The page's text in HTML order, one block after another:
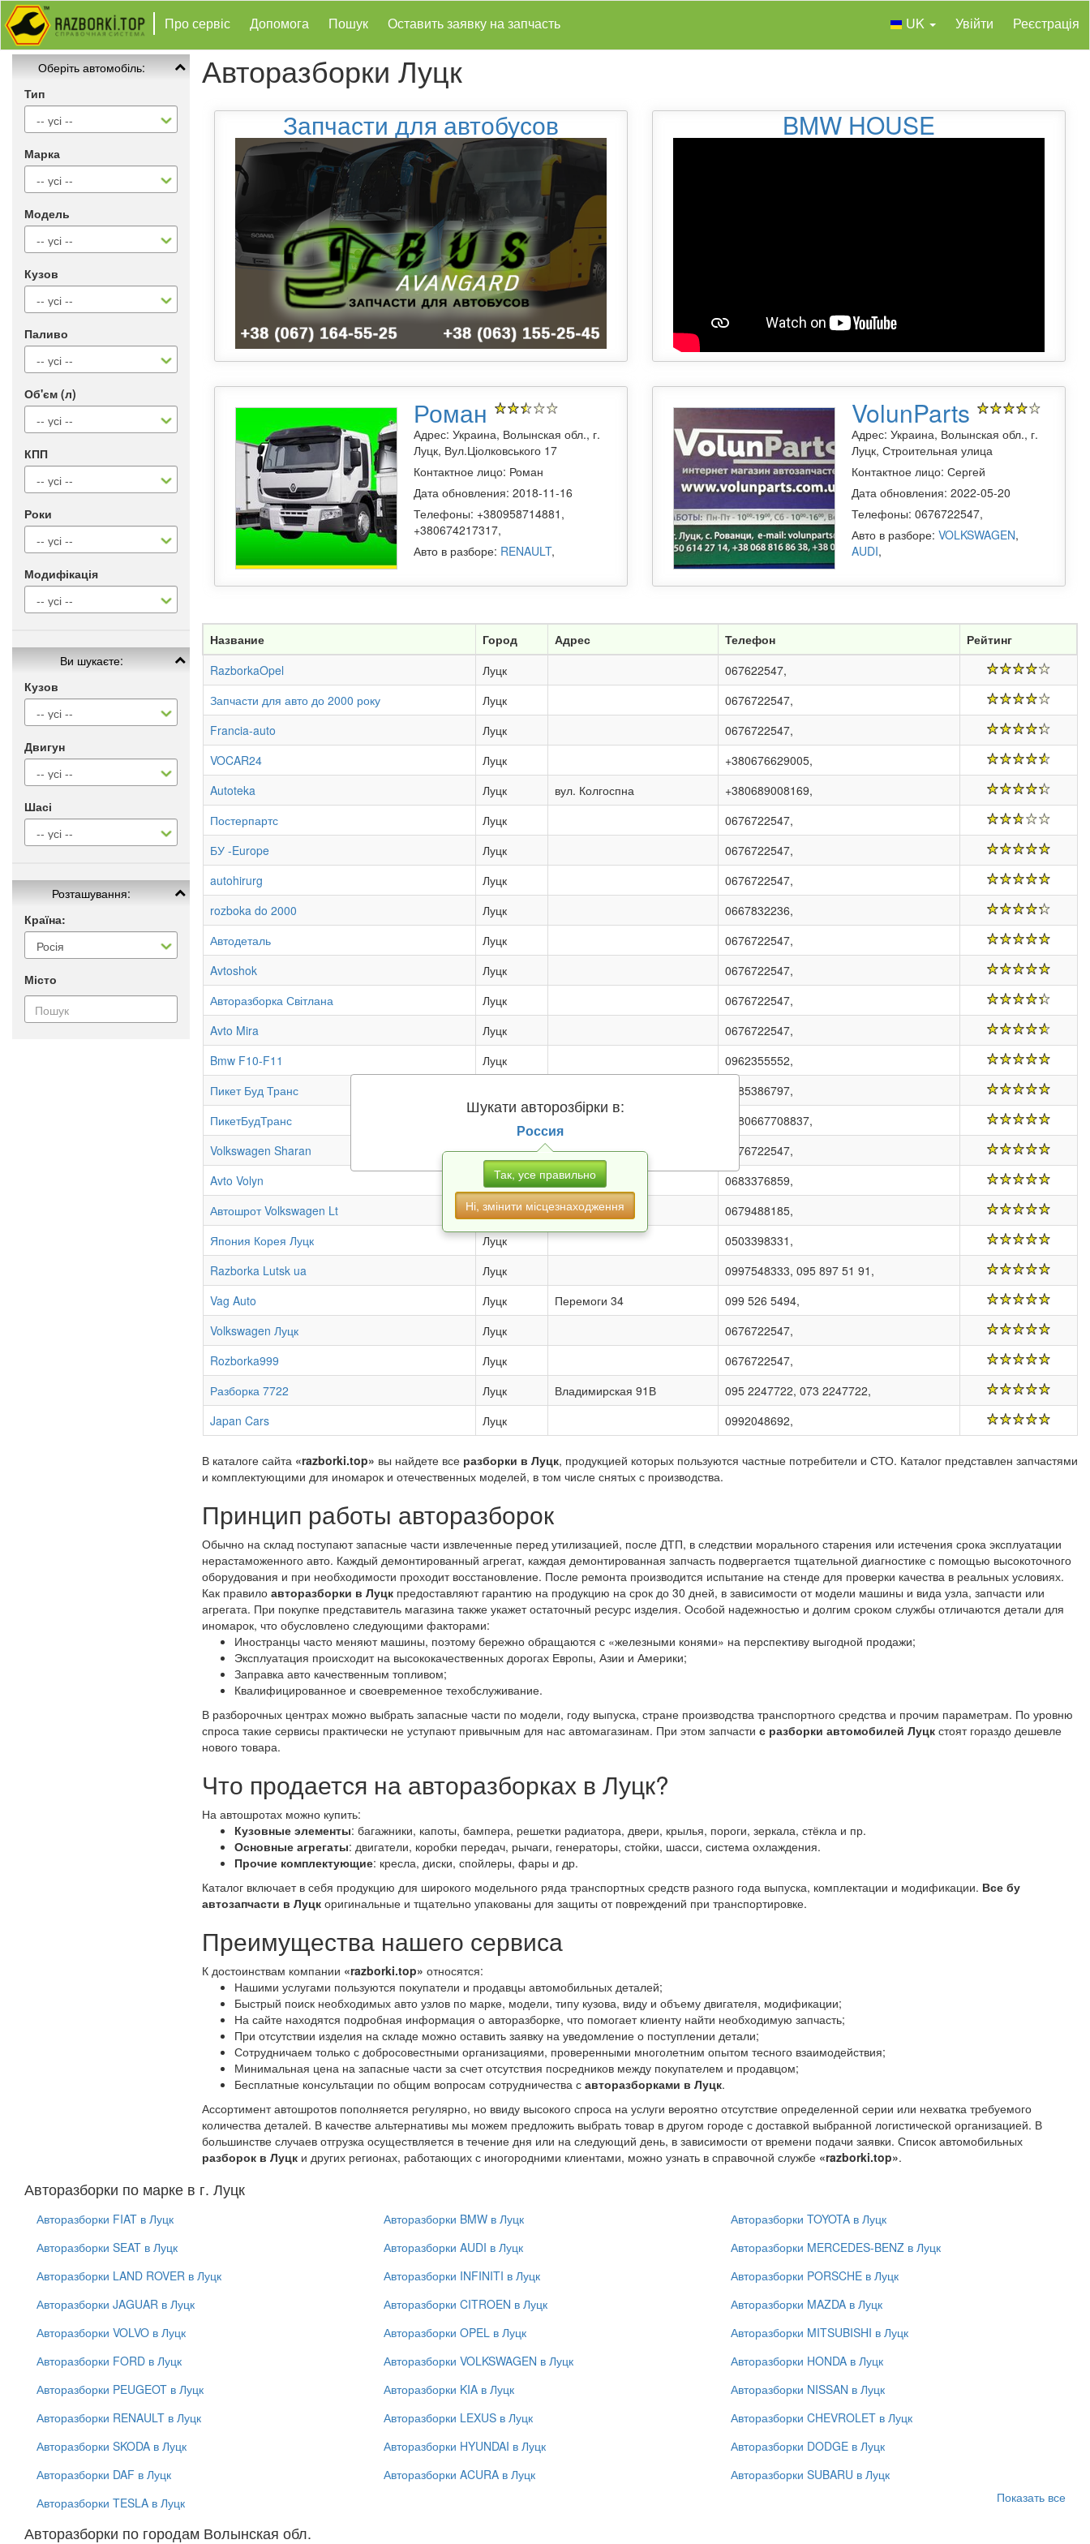
Про сервіс Допомога Пошук Оставить заявку на запчасть UK Увійти Реєстрація
Шукати авторозбірки в:
Россия
Так, усе правильно
Ні, змінити місцезнаходження
Оберіть автомобіль:
Тип
Марка
Модель
Кузов
Паливо
Об'єм (л)
КПП
Роки
Модифікація
Ви шукаєте:
Кузов
Двигун
Шасі
Розташування:
Країна:
Місто
Авторазборки Луцк
Запчасти для автобусов BMW HOUSE
Роман
Адрес: Украина, Волынская обл., г.
Луцк, Вул.Ціолковського 17
Контактное лицо: Роман
Дата обновления: 2018-11-16
Телефоны: +380958714881,
+380674217317,
Авто в разборе: RENAULT,
VolunParts
Адрес: Украина, Волынская обл., г.
Луцк, Строительная улица
Контактное лицо: Сергей
Дата обновления: 2022-05-20
Телефоны: 0676722547,
Авто в разборе: VOLKSWAGEN,
AUDI,
Название Город Адрес Телефон
Рейтинг
RazborkaOpel
Луцк
067622547,
Запчасти для авто до 2000 року
Луцк
0676722547,
Francia-auto
Луцк
0676722547,
VOCAR24
Луцк
+380676629005,
Autoteka
Луцк вул. Колгоспна
+380689008169,
Постерпартс
Луцк
0676722547,
БУ -Europe
Луцк
0676722547,
autohirurg
Луцк
0676722547,
rozboka do 2000
Луцк
0667832236,
Автодеталь
Луцк
0676722547,
Avtoshok
Луцк
0676722547,
Авторазборка Світлана
Луцк
0676722547,
Avto Mira
Луцк
0676722547,
Bmw F10-F11
Луцк
0962355552,
Пикет Буд Транс
0685386797,
ПикетБудТранс
Луцк
+380667708837,
Volkswagen Sharan
Луцк
0676722547,
Avto Volyn
Луцк
0683376859,
Автошрот Volkswagen Lt
Луцк
0679488185,
Япония Корея Луцк
Луцк
0503398331,
Razborka Lutsk ua
Луцк
0997548333, 095 897 51 91,
Vag Auto
Луцк Перемоги 34
099 526 5494,
Volkswagen Луцк
Луцк
0676722547,
Rozborka999
Луцк
0676722547,
Разборка 7722
Луцк Владимирская 91В
095 2247722, 073 2247722,
Japan Cars
Луцк 0992048692,
В каталоге сайта «razborki.top» вы найдете все разборки в Луцк, продукцией которых пользуются частные потребители и СТО. Каталог представлен запчастями
и комплектующими для иномарок и отечественных моделей, в том числе снятых с производства.
Принцип работы авторазборок
Обычно на склад поступают запасные части извлеченные перед утилизацией, после ДТП, в следствии морального старения или истечения срока эксплуатации
нерастаможенного авто. Каждый демонтированный агрегат, каждая демонтированная запчасть подвергается тщательной диагностике с помощью высокоточного
оборудования и при необходимости проходит восстановление. После ремонта производится испытание на стенде для проверки качества в реальных условиях.
Как правило авторазборки в Луцк предоставляют гарантию на продукцию на срок до 30 дней, в зависимости от модели машины и вида узла, запчасти или
агрегата. При покупке представитель магазина также укажет остаточный ресурс изделия. Особой надежностью и долгим сроком службы отличаются детали для
иномарок, что обусловлено следующими факторами:
Иностранцы часто меняют машины, поэтому бережно обращаются с «железными конями» на перспективу выгодной продажи;
Эксплуатация происходит на высококачественных дорогах Европы, Азии и Америки;
Заправка авто качественным топливом;
Квалифицированное и своевременное техобслуживание.
В разборочных центрах можно выбрать запасные части по модели, году выпуска, стране производства транспортного средства и прочим параметрам. По уровню
спроса такие сервисы практически не уступают привычным для нас автомагазинам. При этом запчасти с разборки автомобилей Луцк стоят гораздо дешевле
нового товара.
Что продается на авторазборках в Луцк?
На автошротах можно купить:
Кузовные элементы: багажники, капоты, бампера, решетки радиатора, двери, крылья, пороги, зеркала, стёкла и пр.
Основные агрегаты: двигатели, коробки передач, рычаги, генераторы, стойки, шасси, система охлаждения.
Прочие комплектующие: кресла, диски, спойлеры, фары и др.
Каталог включает в себя продукцию для широкого модельного ряда транспортных средств разного года выпуска, комплектации и модификации. Все бу
автозапчасти в Луцк оригинальные и тщательно упакованы для защиты от повреждений при транспортировке.
Преимущества нашего сервиса
К достоинствам компании «razborki.top» относятся:
Нашими услугами пользуются покупатели и продавцы автомобильных деталей;
Быстрый поиск необходимых авто узлов по марке, модели, типу кузова, виду и объему двигателя, модификации;
На сайте находятся подробная информация о авторазборке, что помогает клиенту найти необходимую запчасть;
При отсутствии изделия на складе можно оставить заявку на уведомление о поступлении детали;
Сотрудничаем только с добросовестными организациями, проверенными многолетним опытом тесного взаимодействия;
Минимальная цена на запасные части за счет отсутствия посредников между покупателем и продавцом;
Бесплатные консультации по общим вопросам сотрудничества с авторазборками в Луцк.
Ассортимент автошротов пополняется регулярно, но ввиду высокого спроса на услуги вероятно отсутствие определенной серии или нехватка требуемого
количества деталей. В качестве альтернативы мы можем предложить выбрать товар в другом городе с доставкой выбранной логистической организацией. В
большинстве случаев отгрузка осуществляется в течение дня или на следующий день, в зависимости от времени подачи заявки. Список автомобильных
разборок в Луцк и других регионах, работающих с иногородними клиентами, можно узнать в справочной службе «razborki.top».
Авторазборки по марке в г. Луцк
Авторазборки FIAT в Луцк Авторазборки BMW в Луцк
Авторазборки TOYOTA в Луцк
Авторазборки SEAT в Луцк
Авторазборки AUDI в Луцк
Авторазборки MERCEDES-BENZ в Луцк
Авторазборки LAND ROVER в Луцк
Авторазборки INFINITI в Луцк
Авторазборки PORSCHE в Луцк
Авторазборки JAGUAR в Луцк
Авторазборки CITROEN в Луцк
Авторазборки MAZDA в Луцк
Авторазборки VOLVO в Луцк
Авторазборки OPEL в Луцк
Авторазборки MITSUBISHI в Луцк
Авторазборки FORD в Луцк
Авторазборки VOLKSWAGEN в Луцк
Авторазборки HONDA в Луцк
Авторазборки PEUGEOT в Луцк
Авторазборки KIA в Луцк
Авторазборки NISSAN в Луцк
Авторазборки RENAULT в Луцк
Авторазборки LEXUS в Луцк
Авторазборки CHEVROLET в Луцк
Авторазборки SKODA в Луцк
Авторазборки HYUNDAI в Луцк
Авторазборки DODGE в Луцк
Авторазборки DAF в Луцк
Авторазборки ACURA в Луцк
Авторазборки SUBARU в Луцк
Авторазборки TESLA в Луцк
Показать все
Авторазборки по городам Волынская обл.